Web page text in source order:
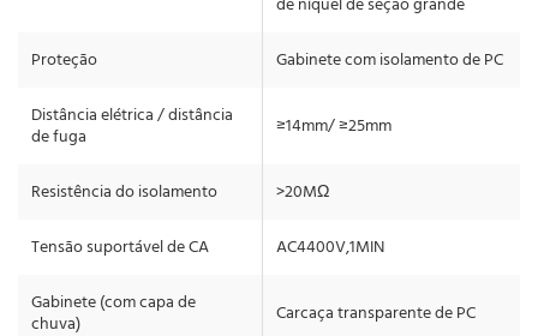
Proteção
Gabinete com isolamento de PC
Distância elétrica / distância
de fuga ≥14mm/ ≥25mm
Resistência do isolamento
>20MΩ
Tensão suportável de CA
AC4400V,1MIN
Gabinete (com capa de
chuva) Carcaça transparente de PC